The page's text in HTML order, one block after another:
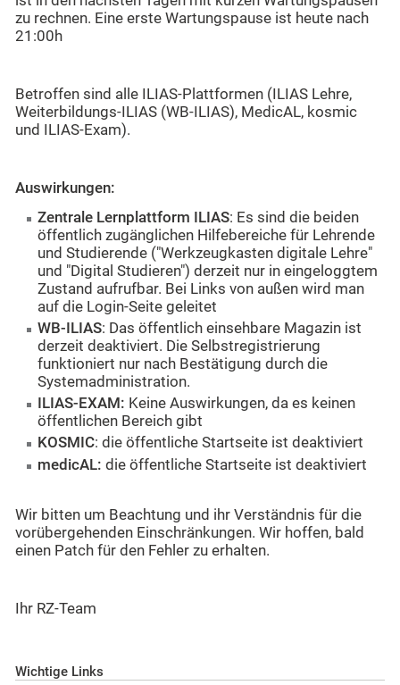
zu rechnen. Eine erste Wartungspause ist heute nach
21:00h
Betroffen sind alle ILIAS-Plattformen (ILIAS Lehre,
Weiterbildungs-ILIAS (WB-ILIAS), MedicAL, kosmic
und ILIAS-Exam).
Auswirkungen:
Zentrale Lernplattform ILIAS: Es sind die beiden
öffentlich zugänglichen Hilfebereiche für Lehrende
und Studierende ("Werkzeugkasten digitale Lehre"
und "Digital Studieren") derzeit nur in eingeloggtem
Zustand aufrufbar. Bei Links von außen wird man
auf die Login-Seite geleitet
WB-ILIAS: Das öffentlich einsehbare Magazin ist
derzeit deaktiviert. Die Selbstregistrierung
funktioniert nur nach Bestätigung durch die
Systemadministration.
ILIAS-EXAM: Keine Auswirkungen, da es keinen
öffentlichen Bereich gibt
KOSMIC: die öffentliche Startseite ist deaktiviert
medicAL: die öffentliche Startseite ist deaktiviert
Wir bitten um Beachtung und ihr Verständnis für die
vorübergehenden Einschränkungen. Wir hoffen, bald
einen Patch für den Fehler zu erhalten.
Ihr RZ-Team
Wichtige Links